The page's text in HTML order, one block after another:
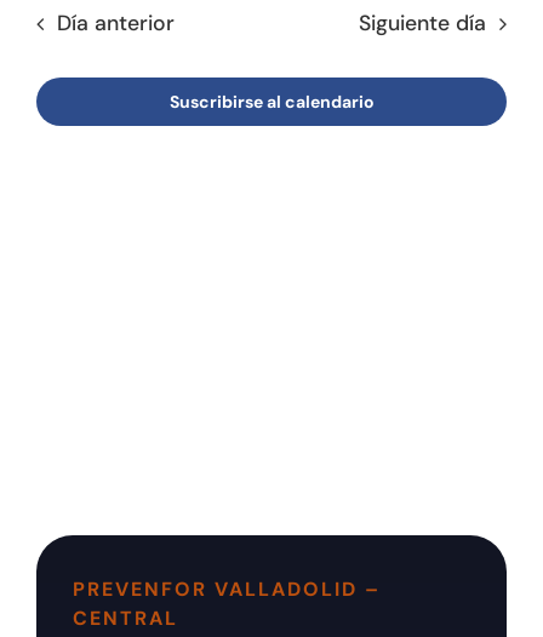
Tienda online
Contacto
y
vistas
de
Día anterior Siguiente día
Suscribirse al calendario
PREVENFOR VALLADOLID –
CENTRAL